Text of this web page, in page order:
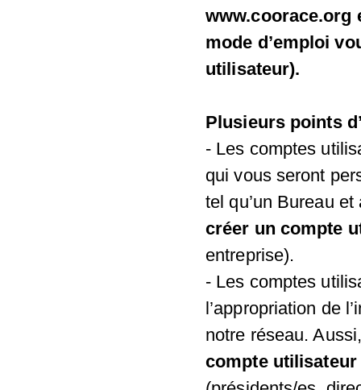
www.coorace.org
mode d’emploi
utilisateur).
Plusieurs points
- Les comptes
qui vous seront
tel qu’un Bureau
créer un compte
entreprise).
- Les comptes
l’appropriation de
notre réseau.
compte utilisateur